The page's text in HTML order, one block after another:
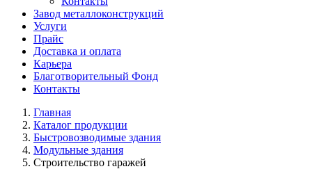
Завод металлоконструкций
Услуги
Прайс
Доставка и оплата
Карьера
Благотворительный Фонд
Контакты
Главная
Каталог продукции
Быстровозводимые здания
Модульные здания
Строительство гаражей